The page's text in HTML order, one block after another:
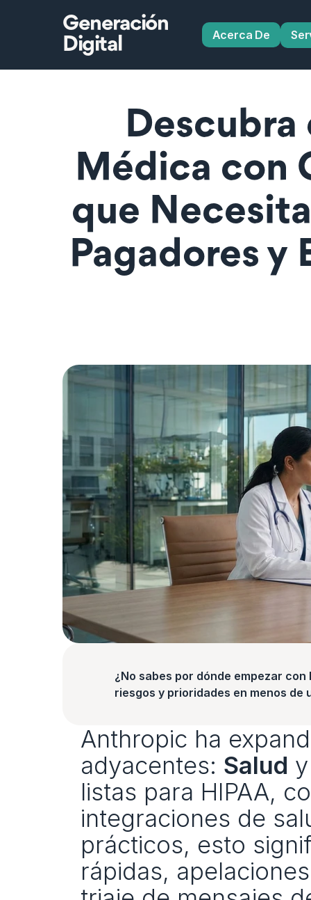
Generación
Digital
Acerca De
Descubra
Médica con
que
Pagadores y
¿No sabes por dónde empezar
riesgos y prioridades en menos de
Anthropic ha
adyacentes: Salud
listas para HIPAA,
integraciones de
prácticos, esto
rápidas,